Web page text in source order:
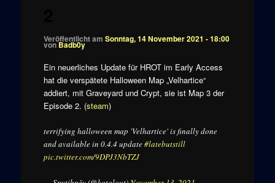
Veröffentlicht am Sonntag, 14 November 2021 - 18:00
vonBadb0y
Ein neuerliches Update für HROT im Early Access
hat die verspätete Halloween Map „Velhartice“
addiert, mit Graveyard und Crypt, sie ist Map 3 der
Episode 2. (steam)
terrifying halloween map 'Velhartice' is finally done
and available in 0.4.4 update#latebutstill
pic.twitter.com/9DPJ3NbTZJ